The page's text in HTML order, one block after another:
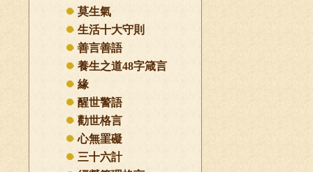
莫生氣
生活十大守則
善言善語
養生之道48字箴言
緣
醒世警語
勸世格言
心無罣礙
三十六計